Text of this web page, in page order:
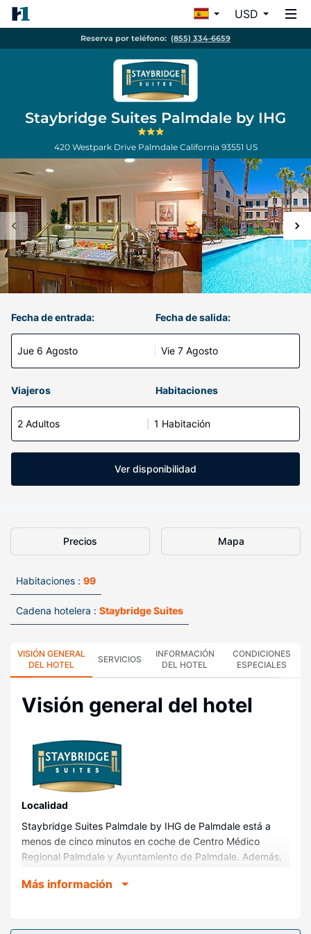
USD
Reserva por teléfono: (855) 334-6659
Staybridge Suites Palmdale by IHG
420 Westpark Drive Palmdale California 93551 US
Fecha de entrada:
Jue 6 Agosto
Fecha de salida:
Vie 7 Agosto
Viajeros Habitaciones
2 Adultos 1 Habitación
Ver disponibilidad
Precios Mapa
Habitaciones : 99
Cadena hotelera : Staybridge Suites
VISIÓN GENERAL
DEL HOTEL
SERVICIOS
INFORMACIÓN
DEL HOTEL
CONDICIONES
ESPECIALES
Visión general del hotel
Localidad
Staybridge Suites Palmdale by IHG de Palmdale está a
menos de cinco minutos en coche de Centro Médico
Regional Palmdale y Ayuntamiento de Palmdale. Además,
Community Arts Center y a 3,1 km de Palmdale Playhouse
Más información